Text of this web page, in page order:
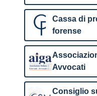
Cassa di
forense
Avvocati
Consiglio